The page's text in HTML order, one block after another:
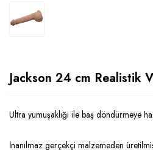
Jackson 24 cm Realistik
Ultra yumuşaklığı ile baş döndürmeye
İnanılmaz gerçekçi malzemeden